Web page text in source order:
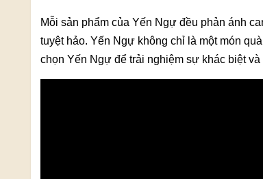
Mỗi sản phẩm của Yến Ngự đều phản ánh
tuyệt hảo. Yến Ngự không chỉ là một món
chọn Yến Ngự để trải nghiệm sự khác biệt